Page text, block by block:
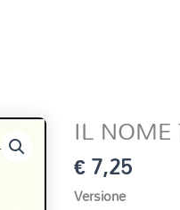
IL
€7,25
Versione